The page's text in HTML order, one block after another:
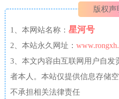
版权声
1、本网站名称： 星河号
2、本站永久网址：
3、本文内容由互联网用户自发
者本人。本站仅提供信息存储
不承担相关法律责任